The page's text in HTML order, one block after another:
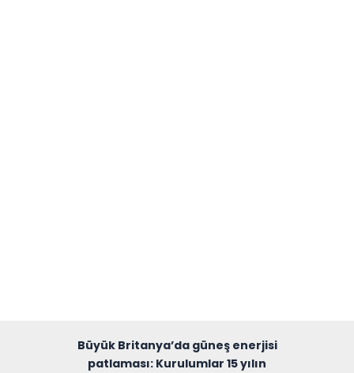
Büyük Britanya’da güneş enerjisi
patlaması: Kurulumlar 15 yılın